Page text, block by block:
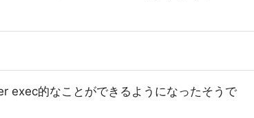
的なことができるようになったそうで